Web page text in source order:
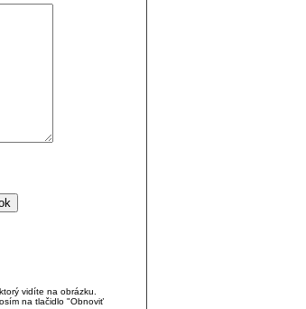
vidíte na obrázku.
na tlačidlo "Obnoviť